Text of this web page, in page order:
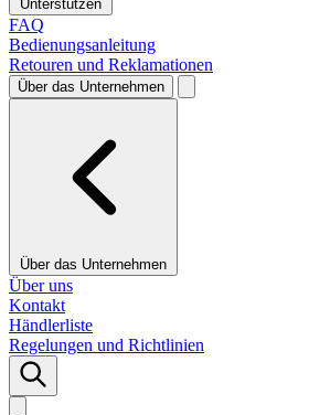
Unterstützen
FAQ
Bedienungsanleitung
Retouren und Reklamationen
Über das Unternehmen
Über das Unternehmen
Über uns
Kontakt
Händlerliste
Regelungen und Richtlinien